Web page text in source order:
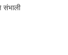
संभाली